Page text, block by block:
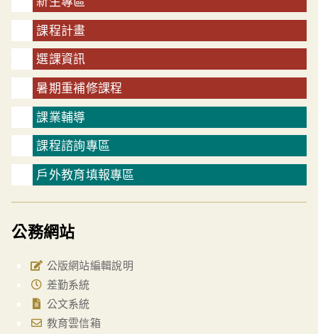
課程計畫
選課資訊
暑期重補修課程
課業輔導
課程諮詢專區
戶外教育填報專區
公務網站
公版網站編輯說明
差勤系統
公文系統
教育雲信箱